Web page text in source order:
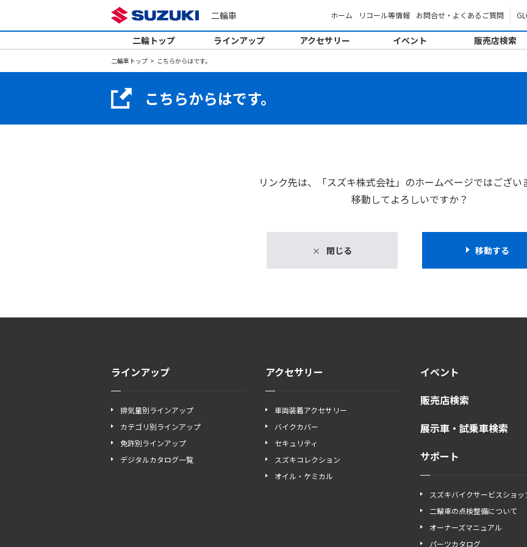
二輪車 ホーム リコール等情報 お問合せ・よくあるご質問
二輪トップ ラインアップ アクセサリー イベント 販売店検索
二輪車トップ こちらからはです。
こちらからはです。
リンク先は、「スズキ株式会社」のホームページではござい
移動してよろしいですか？
閉じる 移動する
ラインアップ
排気量別ラインアップ
カテゴリ別ラインアップ
免許別ラインアップ
デジタルカタログ一覧
アクセサリー
車両装着アクセサリー
バイクカバー
セキュリティ
スズキコレクション
オイル・ケミカル
イベント
販売店検索
展示車・試乗車検索
サポート
スズキバイクサービスショッ
二輪車の点検整備について
オーナーズマニュアル
パーツカタログ